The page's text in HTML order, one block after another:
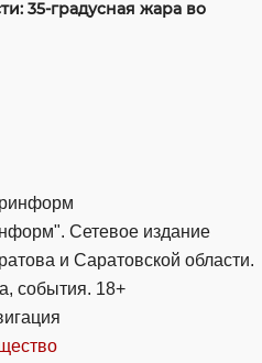
35-градусная жара во
Сетевое издание
и Саратовской области.
события. 18+